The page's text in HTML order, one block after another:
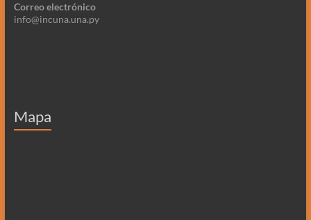
Correo electrónico
info@incuna.una.py
Mapa